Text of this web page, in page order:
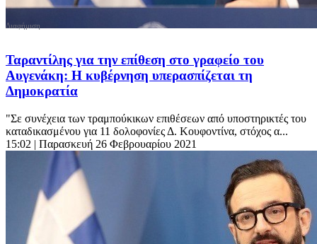
Ταραντίλης για την επίθεση στο γραφείο του
Αυγενάκη: Η κυβέρνηση υπερασπίζεται τη
Δημοκρατία
"Σε συνέχεια των τραμπούκικων επιθέσεων από υποστηρικτές του
καταδικασμένου για 11 δολοφονίες Δ. Κουφοντίνα, στόχος α...
15:02 | Παρασκευή 26 Φεβρουαρίου 2021